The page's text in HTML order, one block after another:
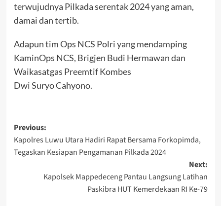
terwujudnya Pilkada serentak 2024 yang aman,
damai dan tertib.
Adapun tim Ops NCS Polri yang mendamping
KaminOps NCS, Brigjen Budi Hermawan dan
Waikasatgas Preemtif Kombes
Dwi Suryo Cahyono.
Post
navigation
Previous:
Kapolres Luwu Utara Hadiri Rapat Bersama Forkopimda,
Tegaskan Kesiapan Pengamanan Pilkada 2024
Next:
Kapolsek Mappedeceng Pantau Langsung Latihan
Paskibra HUT Kemerdekaan RI Ke-79